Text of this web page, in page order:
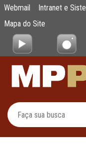
Pular para o Conteúdo
MPPE
Webmail Intranet e
Mapa do Site